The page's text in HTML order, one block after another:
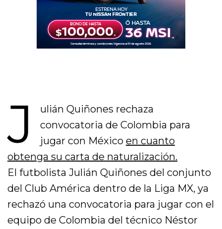
J
ulián Quiñones rechaza
convocatoria de Colombia para
jugar con México en cuanto
obtenga su carta de naturalización.
El futbolista Julián Quiñones del conjunto
del Club América dentro de la Liga MX, ya
rechazó una convocatoria para jugar con el
equipo de Colombia del técnico Néstor